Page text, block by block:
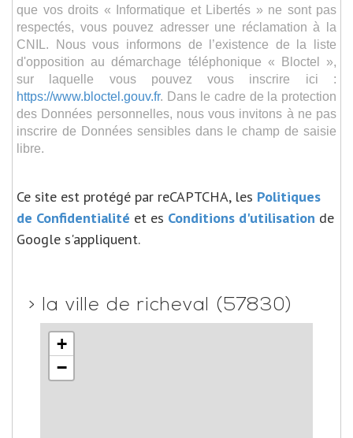
que vos droits « Informatique et Libertés » ne sont pas
respectés, vous pouvez adresser une réclamation à la
CNIL. Nous vous informons de l’existence de la liste
d'opposition au démarchage téléphonique « Bloctel »,
sur laquelle vous pouvez vous inscrire ici :
https://www.bloctel.gouv.fr. Dans le cadre de la protection
des Données personnelles, nous vous invitons à ne pas
inscrire de Données sensibles dans le champ de saisie
libre.
Ce site est protégé par reCAPTCHA, les Politiques
de Confidentialité et es Conditions d'utilisation de
Google s'appliquent.
> la ville de richeval (57830)
+
−